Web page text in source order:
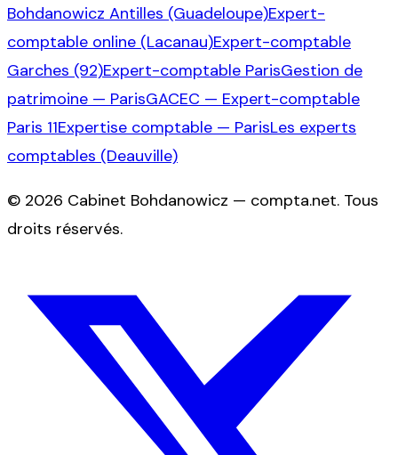
Bohdanowicz Antilles (Guadeloupe)Expert-
comptable online (Lacanau)Expert-comptable
Garches (92)Expert-comptable ParisGestion de
patrimoine — ParisGACEC — Expert-comptable
Paris 11Expertise comptable — ParisLes experts
comptables (Deauville)
© 2026 Cabinet Bohdanowicz — compta.net. Tous
droits réservés.